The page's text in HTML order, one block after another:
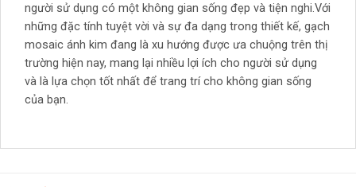
người sử dụng có một không gian sống đẹp và tiện nghi.Với
những đặc tính tuyệt vời và sự đa dạng trong thiết kế, gạch
mosaic ánh kim đang là xu hướng được ưa chuộng trên thị
trường hiện nay, mang lại nhiều lợi ích cho người sử dụng
và là lựa chọn tốt nhất để trang trí cho không gian sống
của bạn.